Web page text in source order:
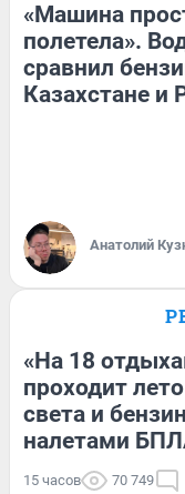
«Машина
полетела».
сравнил
Казахстане и
Анатолий
«На 18
проходит
света и
налетами
15 часов 70 749